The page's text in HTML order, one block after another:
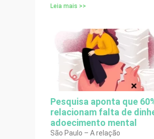
Leia mais >>
Pesquisa aponta que
relacionam falta de
adoecimento mental
São Paulo – A relação